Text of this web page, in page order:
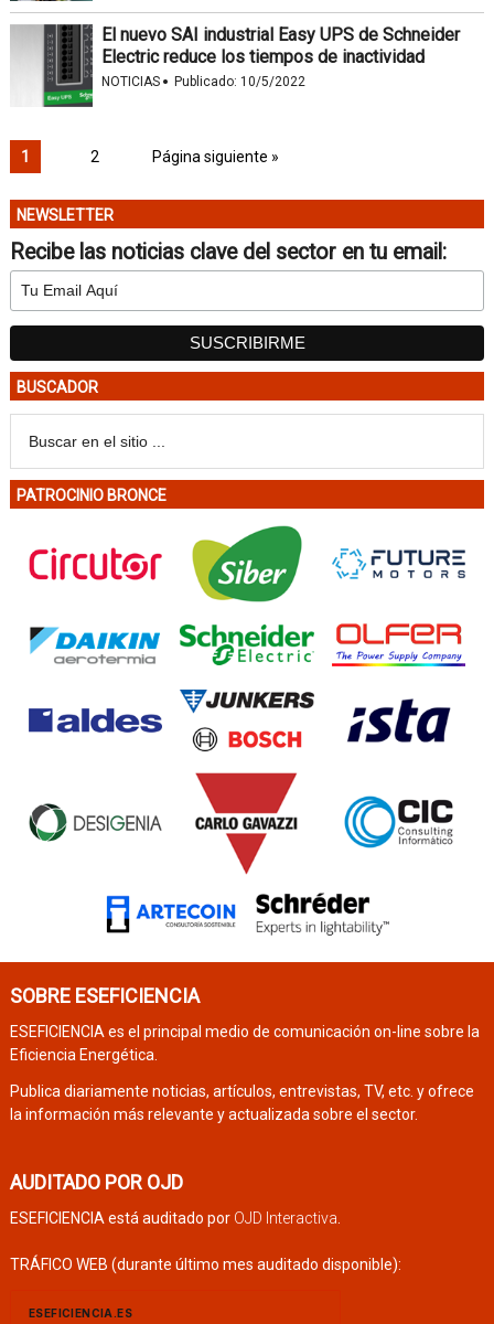
El nuevo SAI industrial Easy UPS de Schneider
Electric reduce los tiempos de inactividad
NOTICIAS · Publicado: 10/5/2022
1 2 Página siguiente »
NEWSLETTER
Recibe las noticias clave del sector en tu email:
BUSCADOR
PATROCINIO BRONCE
SOBRE ESEFICIENCIA
ESEFICIENCIA es el principal medio de comunicación on-line sobre la
Eficiencia Energética.
Publica diariamente noticias, artículos, entrevistas, TV, etc. y ofrece
la información más relevante y actualizada sobre el sector.
AUDITADO POR OJD
ESEFICIENCIA está auditado por OJD Interactiva
TRÁFICO WEB (durante último mes auditado disponible):